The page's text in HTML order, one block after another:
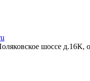
шоссе д.16К,